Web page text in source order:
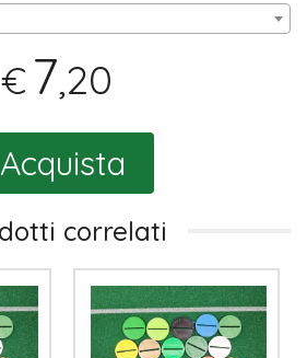
€ 7,20
Acquista
correlati